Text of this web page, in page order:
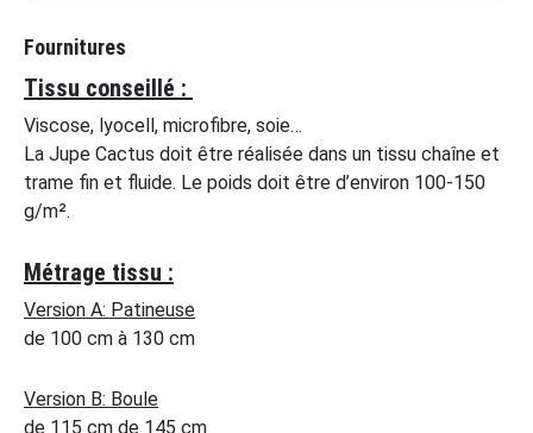
Fournitures
Tissu conseillé :
Viscose, lyocell, microfibre, soie…
La Jupe Cactus doit être réalisée dans un tissu chaîne et
trame fin et fluide. Le poids doit être d’environ 100-150
g/m².
Métrage tissu :
Version A: Patineuse
de 100 cm à 130 cm
Version B: Boule
de 115 cm de 145 cm